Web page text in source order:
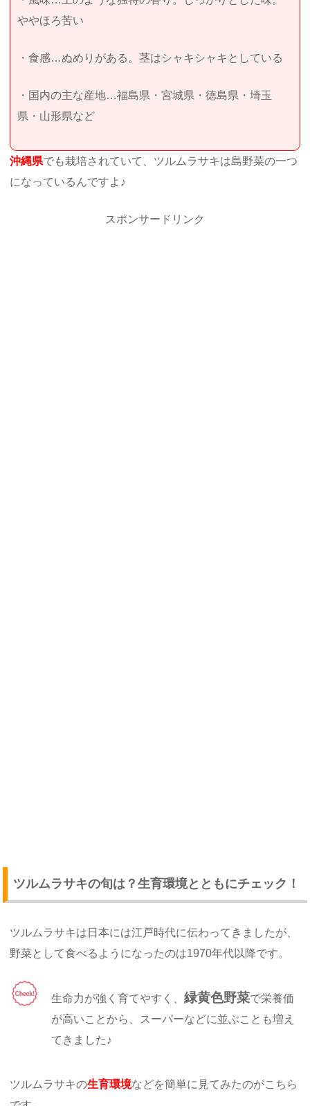
ややほろ苦い
・食感…ぬめりがある。茎はシャキシャキとしている
・国内の主な産地…福島県・宮城県・徳島県・埼玉
県・山形県など
沖縄県でも栽培されていて、ツルムラサキは島野菜の一つ
になっているんですよ♪
スポンサードリンク
ツルムラサキの旬は？生育環境とともにチェック！
ツルムラサキは日本には江戸時代に伝わってきましたが、
野菜として食べるようになったのは1970年代以降です。
生命力が強く育てやすく、緑黄色野菜で栄養価
が高いことから、スーパーなどに並ぶことも増え
てきました♪
ツルムラサキの生育環境などを簡単に見てみたのがこちら